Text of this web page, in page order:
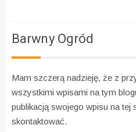
Barwny Ogród
Mam szczerą nadzieję, że z
wszystkimi wpisami na tym
publikacją swojego wpisu na
skontaktować.